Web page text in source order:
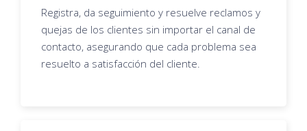
Registra, da seguimiento y resuelve reclamos y
quejas de los clientes sin importar el canal de
contacto, asegurando que cada problema sea
resuelto a satisfacción del cliente.